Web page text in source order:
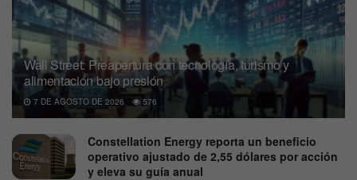
Wall Street: Preapertura con tecnología, turismo y
alimentación bajo presión
7 DE AGOSTO DE 2026 576
Constellation Energy reporta un beneficio
operativo ajustado de 2,55 dólares por acción
y eleva su guía anual